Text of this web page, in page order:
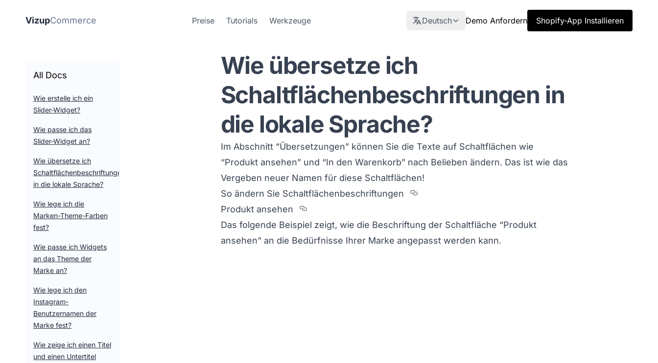
VizupCommerce Preise Tutorials Werkzeuge Deutsch Demo Anfordern Shopify-App Installieren
All Docs
Wie erstelle ich ein
Slider-Widget?
Wie passe ich das
Slider-Widget an?
Wie übersetze ich
Schaltflächenbeschriftungen
in die lokale Sprache?
Wie lege ich die
Marken-Theme-Farben
fest?
Wie passe ich Widgets
an das Theme der
Marke an?
Wie lege ich den
Instagram-
Benutzernamen der
Marke fest?
Wie zeige ich einen Titel
und einen Untertitel
Wie übersetze ich
Schaltflächenbeschriftungen in
die lokale Sprache?
Im Abschnitt “Übersetzungen” können Sie die Texte auf Schaltflächen wie
“Produkt ansehen” und “In den Warenkorb” nach Belieben ändern. Das ist wie das
Vergeben neuer Namen für diese Schaltflächen!
So ändern Sie Schaltflächenbeschriftungen
Section titled
Produkt ansehen
Section titled Produkt%20ansehen
Das folgende Beispiel zeigt, wie die Beschriftung der Schaltfläche “Produkt
ansehen” an die Bedürfnisse Ihrer Marke angepasst werden kann.